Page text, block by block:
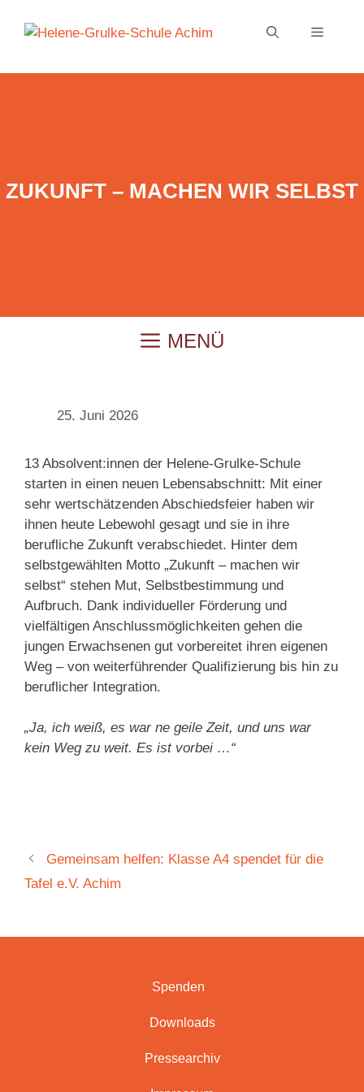
Inhalt
MENÜ
ZUKUNFT – MACHEN WIR SELBST
MENÜ
25. Juni 2026
13 Absolvent:innen der Helene-Grulke-Schule
starten in einen neuen Lebensabschnitt: Mit einer
sehr wertschätzenden Abschiedsfeier haben wir
ihnen heute Lebewohl gesagt und sie in ihre
berufliche Zukunft verabschiedet. Hinter dem
selbstgewählten Motto „Zukunft – machen wir
selbst“ stehen Mut, Selbstbestimmung und
Aufbruch. Dank individueller Förderung und
vielfältigen Anschlussmöglichkeiten gehen die
jungen Erwachsenen gut vorbereitet ihren eigenen
Weg – von weiterführender Qualifizierung bis hin zu
beruflicher Integration.
„Ja, ich weiß, es war ne geile Zeit, und uns war
kein Weg zu weit. Es ist vorbei …“
Gemeinsam helfen: Klasse A4 spendet für die
Tafel e.V. Achim
Spenden
Downloads
Pressearchiv